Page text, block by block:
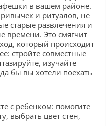
в вашем районе.
и ритуалов, не
старые развлечения и
времени. Это смягчит
который происходит
стройте совместные
изучайте
бы вы хотели поехать
с ребенком: помогите
выбрать цвет стен,